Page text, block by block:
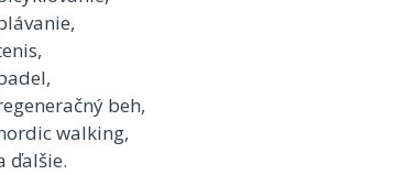
beh,
walking,
ďalšie.